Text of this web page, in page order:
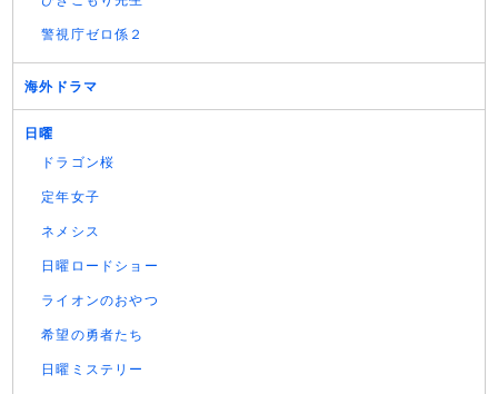
警視庁ゼロ係２
海外ドラマ
日曜
ドラゴン桜
定年女子
ネメシス
日曜ロードショー
ライオンのおやつ
希望の勇者たち
日曜ミステリー